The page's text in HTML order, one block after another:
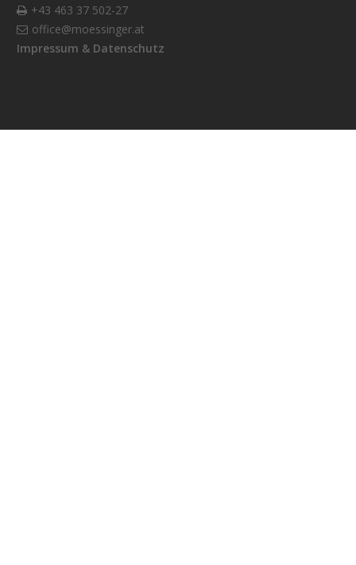
+43 463 37 502-27
office@moessinger.at
Impressum & Datenschutz